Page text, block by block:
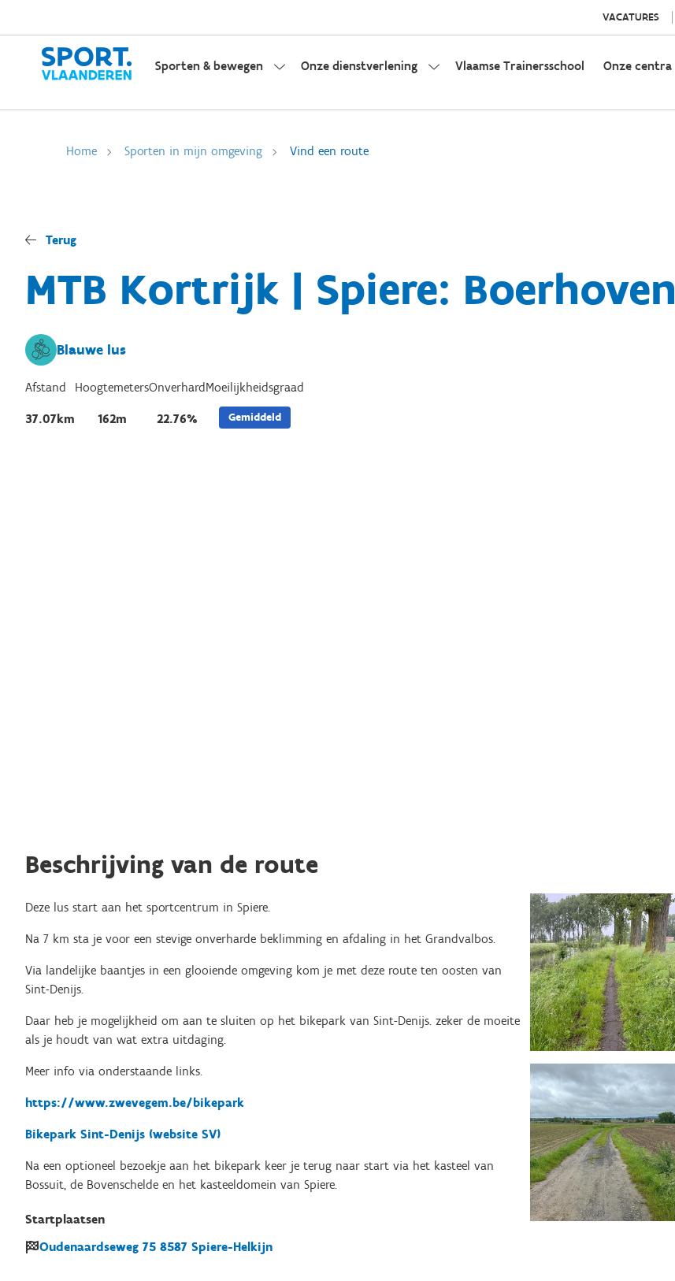
VACATURES
Sporten & bewegen Onze dienstverlening Vlaamse Trainersschool Onze centra
Home Sporten in mijn omgeving Vind een route
Terug
MTB Kortrijk | Spiere: Boerhoven
Blauwe lus
Afstand
37.07km
Hoogtemeters
162m
Onverhard
22.76%
Moeilijkheidsgraad
Gemiddeld
Beschrijving van de route
Deze lus start aan het sportcentrum in Spiere.
Na 7 km sta je voor een stevige onverharde beklimming en afdaling in het Grandvalbos.
Via landelijke baantjes in een glooiende omgeving kom je met deze route ten oosten van
Sint-Denijs.
Daar heb je mogelijkheid om aan te sluiten op het bikepark van Sint-Denijs. zeker de moeite
als je houdt van wat extra uitdaging.
Meer info via onderstaande links.
https://www.zwevegem.be/bikepark
Bikepark Sint-Denijs (website SV)
Na een optioneel bezoekje aan het bikepark keer je terug naar start via het kasteel van
Bossuit, de Bovenschelde en het kasteeldomein van Spiere.
Startplaatsen
Oudenaardseweg 75 8587 Spiere-Helkijn